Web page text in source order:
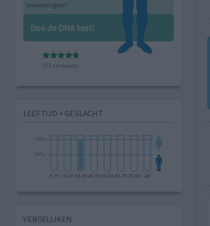
bijwerkingen?
Doe de DNA test!
(52 reviews)
LEEFTIJD + GESLACHT
VERGELIJKEN